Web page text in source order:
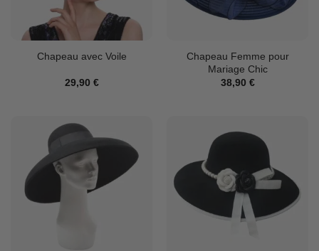
Chapeau avec Voile
29,90 €
Chapeau Femme pour
Mariage Chic
38,90 €